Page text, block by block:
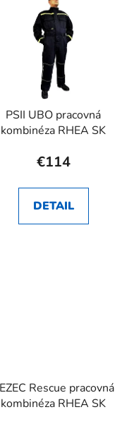
PSII UBO pracovná
kombinéza RHEA SK
€114
DETAIL
Rescue pracovná
kombinéza RHEA SK